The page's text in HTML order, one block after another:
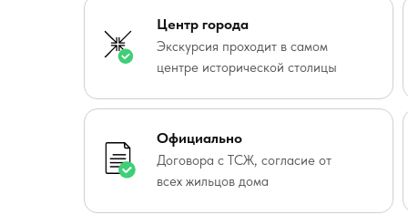
Центр города
Экскурсия проходит в самом
центре исторической столицы
Официально
Договора с ТСЖ, согласие от
всех жильцов дома